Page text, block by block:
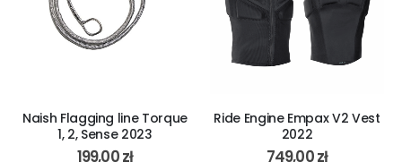
Naish Flagging line Torque
1, 2, Sense 2023
199,00zł
Ride Engine Empax V2 Vest
2022
749,00zł